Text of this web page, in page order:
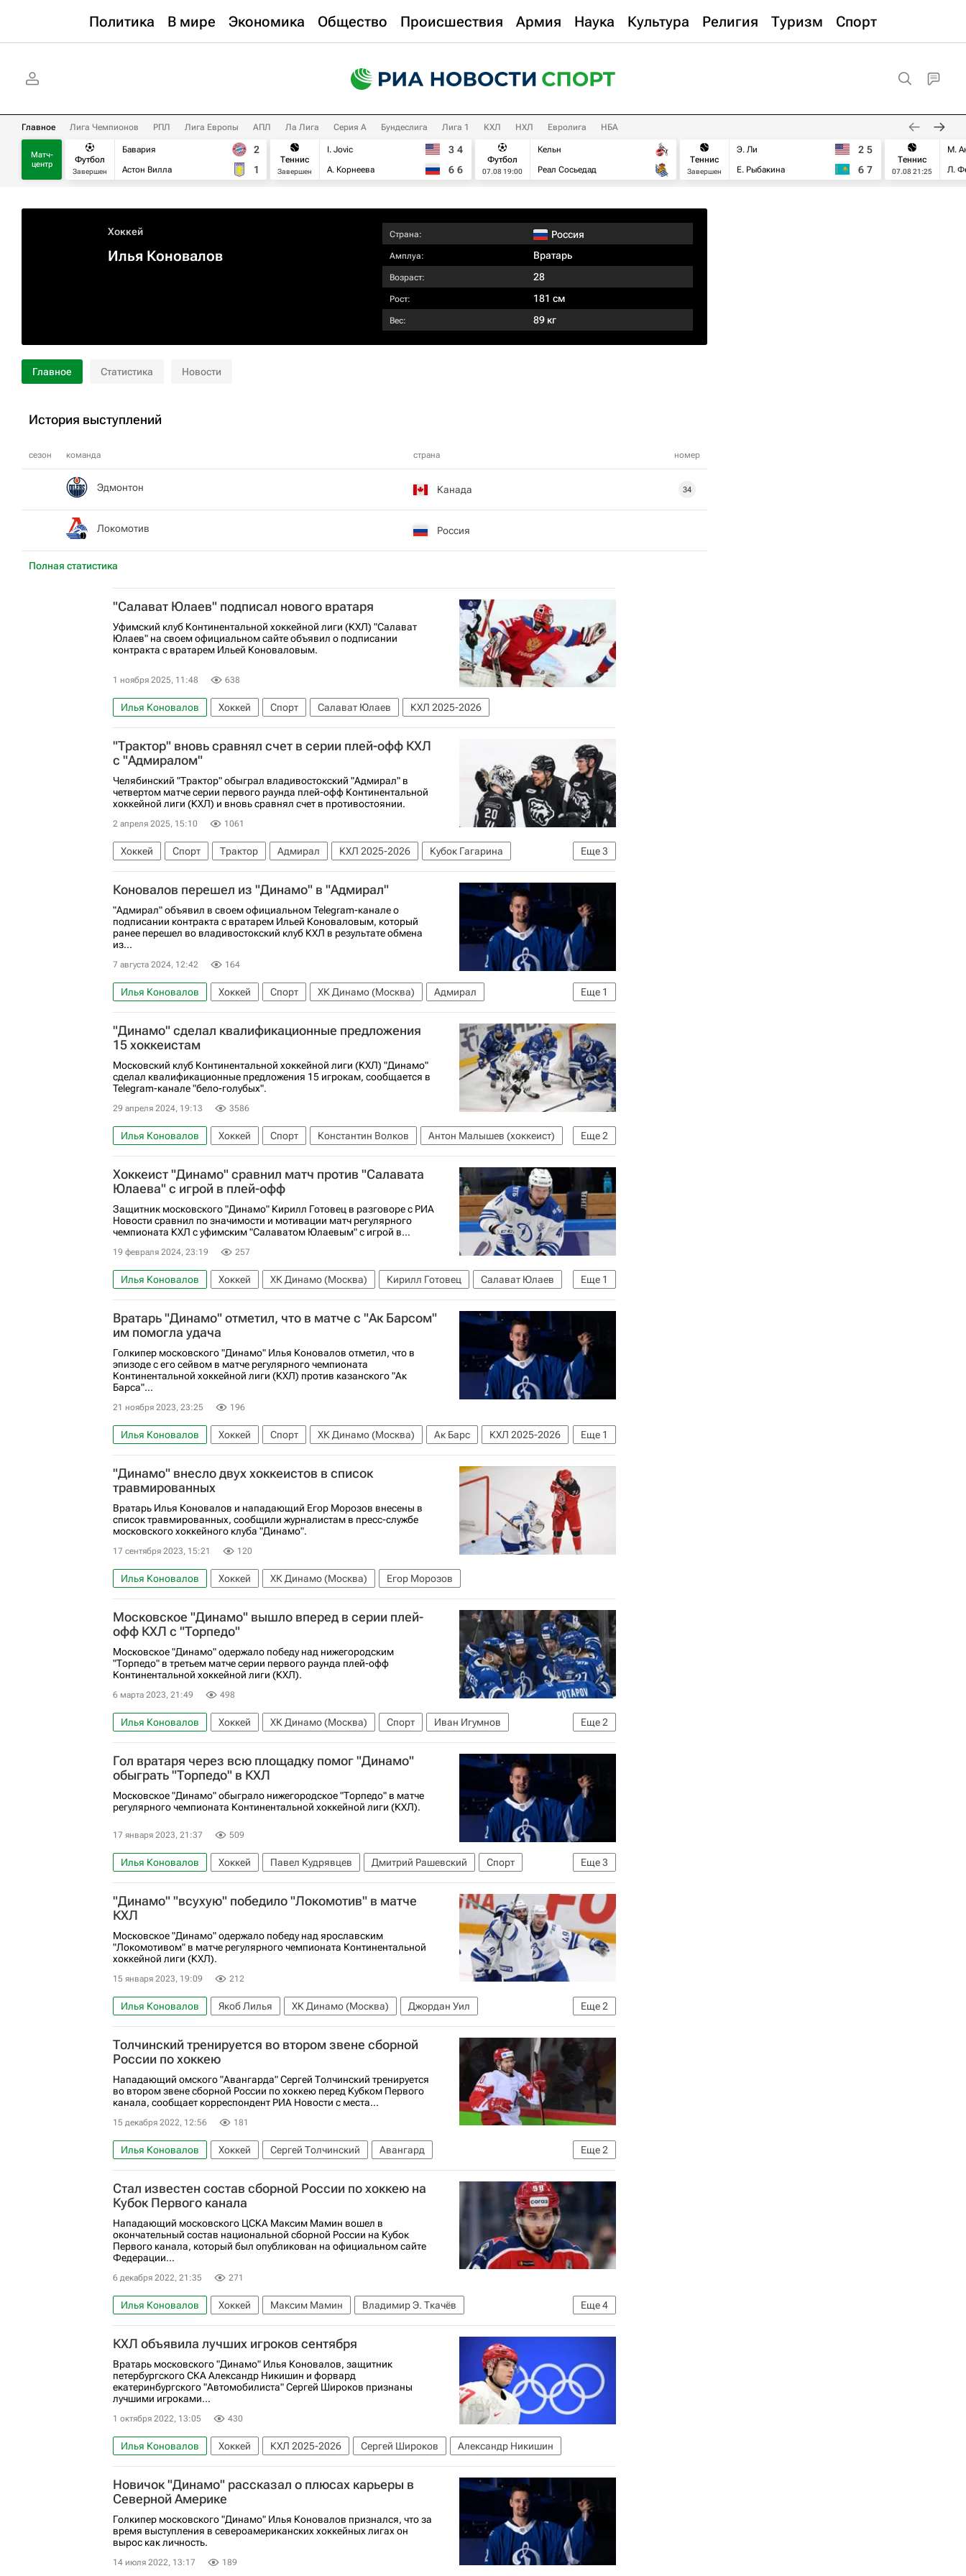
Политика В мире Экономика Общество Происшествия Армия Наука Культура Религия Туризм Спорт
Главное Лига Чемпионов РПЛ Лига Европы АПЛ Ла Лига Серия А Бундеслига Лига 1 КХЛ НХЛ Евролига НБА
Матч-
центр
Футбол
Завершен
Бавария
Астон Вилла
2
1
Теннис
Завершен
I. Jovic
А. Корнеева
3 4
6 6
Футбол
07.08 19:00
Кельн
Реал Сосьедад
Теннис
Завершен
Э. Ли
Е. Рыбакина
2 5
6 7
Теннис
07.08 21:25
М.
Л.
Хоккей
Илья Коновалов
Страна: Россия
Амплуа: Вратарь
Возраст: 28
Рост: 181 см
Вес: 89 кг
Главное Статистика Новости
История выступлений
сезон команда страна номер
Полная статистика
Эдмонтон Канада 34
Локомотив Россия
"Салават Юлаев" подписал нового вратаря
Уфимский клуб Континентальной хоккейной лиги (КХЛ) "Салават
Юлаев" на своем официальном сайте объявил о подписании
контракта с вратарем Ильей Коноваловым.
1 ноября 2025, 11:48 638
Илья Коновалов Хоккей Спорт Салават Юлаев КХЛ 2025-2026
"Трактор" вновь сравнял счет в серии плей-офф КХЛ
с "Адмиралом"
Челябинский "Трактор" обыграл владивостокский "Адмирал" в
четвертом матче серии первого раунда плей-офф Континентальной
хоккейной лиги (КХЛ) и вновь сравнял счет в противостоянии.
2 апреля 2025, 15:10 1061
Еще3
Хоккей Спорт Трактор Адмирал КХЛ 2025-2026
Кубок Гагарина
Максим Шабанов
Григорий Дронов Артем Блажиевский
Коновалов перешел из "Динамо" в "Адмирал"
"Адмирал" объявил в своем официальном Telegram-канале о
подписании контракта с вратарем Ильей Коноваловым, который
ранее перешел во владивостокский клуб КХЛ в результате обмена
из...
7 августа 2024, 12:42 164
Еще 1
Илья Коновалов Хоккей Спорт ХК Динамо (Москва)
Адмирал
Локомотив (Ярославль)
"Динамо" сделал квалификационные предложения
15 хоккеистам
Московский клуб Континентальной хоккейной лиги (КХЛ) "Динамо"
сделал квалификационные предложения 15 игрокам, сообщается в
Telegram-канале "бело-голубых".
29 апреля 2024, 19:13 3586
Еще2
Илья Коновалов Хоккей Спорт Константин Волков
Антон Малышев (хоккеист)
Динамо (Минск)
Трактор
Хоккеист "Динамо" сравнил матч против "Салавата
Юлаева" с игрой в плей-офф
Защитник московского "Динамо" Кирилл Готовец в разговоре с РИА
Новости сравнил по значимости и мотивации матч регулярного
чемпионата КХЛ с уфимским "Салаватом Юлаевым" с игрой в...
19 февраля 2024, 23:19 257
Еще 1
Илья Коновалов Хоккей ХК Динамо (Москва) Кирилл Готовец
Салават Юлаев
КХЛ 2025-2026
Вратарь "Динамо" отметил, что в матче с "Ак Барсом"
им помогла удача
Голкипер московского "Динамо" Илья Коновалов отметил, что в
эпизоде с его сейвом в матче регулярного чемпионата
Континентальной хоккейной лиги (КХЛ) против казанского "Ак
Барса"...
21 ноября 2023, 23:25 196
Еще 1
Илья Коновалов Хоккей Спорт ХК Динамо (Москва) Ак Барс
КХЛ 2025-2026
Регулярный чемпионат КХЛ
"Динамо" внесло двух хоккеистов в список
травмированных
Вратарь Илья Коновалов и нападающий Егор Морозов внесены в
список травмированных, сообщили журналистам в пресс-службе
московского хоккейного клуба "Динамо".
17 сентября 2023, 15:21 120
Илья Коновалов Хоккей ХК Динамо (Москва) Егор Морозов
Московское "Динамо" вышло вперед в серии плей-
офф КХЛ с "Торпедо"
Московское "Динамо" одержало победу над нижегородским
"Торпедо" в третьем матче серии первого раунда плей-офф
Континентальной хоккейной лиги (КХЛ).
6 марта 2023, 21:49 498
Еще2
Илья Коновалов Хоккей ХК Динамо (Москва) Спорт
Иван Игумнов
Регулярный чемпионат КХЛ
Торпедо
Гол вратаря через всю площадку помог "Динамо"
обыграть "Торпедо" в КХЛ
Московское "Динамо" обыграло нижегородское "Торпедо" в матче
регулярного чемпионата Континентальной хоккейной лиги (КХЛ).
17 января 2023, 21:37 509
Еще3
Илья Коновалов Хоккей Павел Кудрявцев Дмитрий Рашевский
Спорт
ХК Динамо (Москва)
Торпедо Регулярный чемпионат КХЛ
"Динамо" "всухую" победило "Локомотив" в матче
КХЛ
Московское "Динамо" одержало победу над ярославским
"Локомотивом" в матче регулярного чемпионата Континентальной
хоккейной лиги (КХЛ).
15 января 2023, 19:09 212
Еще2
Илья Коновалов Якоб Лилья ХК Динамо (Москва)
Джордан Уил
Регулярный чемпионат КХЛ
Локомотив (Ярославль)
Толчинский тренируется во втором звене сборной
России по хоккею
Нападающий омского "Авангарда" Сергей Толчинский тренируется
во втором звене сборной России по хоккею перед Кубком Первого
канала, сообщает корреспондент РИА Новости с места...
15 декабря 2022, 12:56 181
Еще2
Илья Коновалов Хоккей Сергей Толчинский
Авангард
Сборная России по хоккею с шайбой
Кубок Первого канала
Стал известен состав сборной России по хоккею на
Кубок Первого канала
Нападающий московского ЦСКА Максим Мамин вошел в
окончательный состав национальной сборной России на Кубок
Первого канала, который был опубликован на официальном сайте
Федерации...
6 декабря 2022, 21:35 271
Еще4
Илья Коновалов Хоккей Максим Мамин
Владимир Э. Ткачёв
ХК Динамо (Москва)
Локомотив (Ярославль) СКА (Санкт-Петербург) ЦСКА
КХЛ объявила лучших игроков сентября
Вратарь московского "Динамо" Илья Коновалов, защитник
петербургского СКА Александр Никишин и форвард
екатеринбургского "Автомобилиста" Сергей Широков признаны
лучшими игроками...
1 октября 2022, 13:05 430
Илья Коновалов Хоккей КХЛ 2025-2026 Сергей Широков Александр Никишин
Новичок "Динамо" рассказал о плюсах карьеры в
Северной Америке
Голкипер московского "Динамо" Илья Коновалов признался, что за
время выступления в североамериканских хоккейных лигах он
вырос как личность.
14 июля 2022, 13:17 189